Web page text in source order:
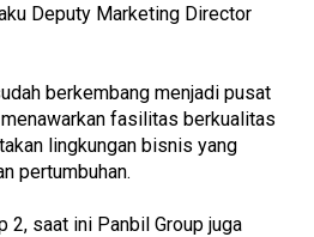
Deputy Marketing Director
berkembang menjadi pusat
fasilitas berkualitas
lingkungan bisnis yang
pertumbuhan.
2, saat ini Panbil Group juga